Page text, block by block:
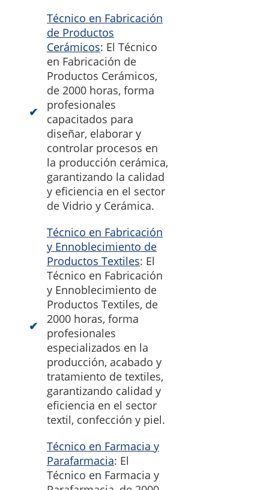
Técnico en Fabricación
de Productos
Cerámicos: El Técnico
en Fabricación de
Productos Cerámicos,
de 2000 horas, forma
profesionales
capacitados para
diseñar, elaborar y
controlar procesos en
la producción cerámica,
garantizando la calidad
y eficiencia en el sector
de Vidrio y Cerámica.
Técnico en Fabricación
y Ennoblecimiento de
Productos Textiles: El
Técnico en Fabricación
y Ennoblecimiento de
Productos Textiles, de
2000 horas, forma
profesionales
especializados en la
producción, acabado y
tratamiento de textiles,
garantizando calidad y
eficiencia en el sector
textil, confección y piel.
Técnico en Farmacia y
Parafarmacia: El
Técnico en Farmacia y